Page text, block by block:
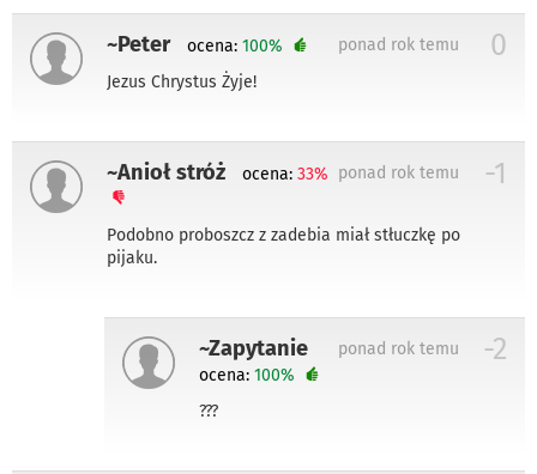
~Peter 0
ponad rok temu
ocena: 100%
Jezus Chrystus Żyje!
~Anioł stróż -1
ponad rok temu
ocena: 33%
Podobno proboszcz z zadebia miał stłuczkę po
pijaku.
~Zapytanie -2
ponad rok temu
ocena: 100%
???